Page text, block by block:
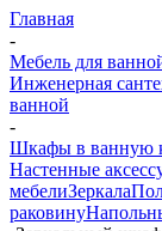
Главная
-
Мебель для
Инженерная
ванной
-
Шкафы в ванную
Настенные
мебелиЗеркала
раковину